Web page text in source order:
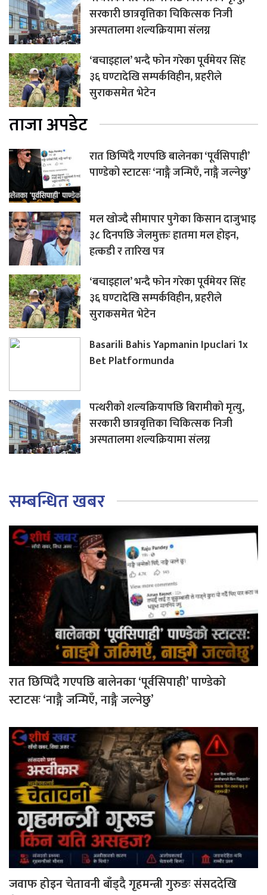
सरकारी छात्रवृत्तिका चिकित्सक निजी
अस्पतालमा शल्यक्रियामा संलग्न
‘बचाइहाल’ भन्दै फोन गरेका पूर्वमेयर सिंह
३६ घण्टादेखि सम्पर्कविहीन, प्रहरीले
सुराकसमेत भेटेन
ताजा अपडेट
रात छिप्पिँदै गएपछि बालेनका ‘पूर्वसिपाही’
पाण्डेको स्टाटसः ‘नाङ्गै जन्मिएँ, नाङ्गै जल्नेछु’
मल खोज्दै सीमापार पुगेका किसान दाजुभाइ
३८ दिनपछि जेलमुक्तः हातमा मल होइन,
हत्कडी र तारिख पत्र
‘बचाइहाल’ भन्दै फोन गरेका पूर्वमेयर सिंह
३६ घण्टादेखि सम्पर्कविहीन, प्रहरीले
सुराकसमेत भेटेन
Basarili Bahis Yapmanin Ipuclari 1x
Bet Platformunda
पत्थरीको शल्यक्रियापछि बिरामीको मृत्यु,
सरकारी छात्रवृत्तिका चिकित्सक निजी
अस्पतालमा शल्यक्रियामा संलग्न
सम्बन्धित खबर
रात छिप्पिँदै गएपछि बालेनका ‘पूर्वसिपाही’ पाण्डेको
स्टाटसः ‘नाङ्गै जन्मिएँ, नाङ्गै जल्नेछु’
जवाफ होइन चेतावनी बाँड्दै गृहमन्त्री गुरुङः संसददेखि